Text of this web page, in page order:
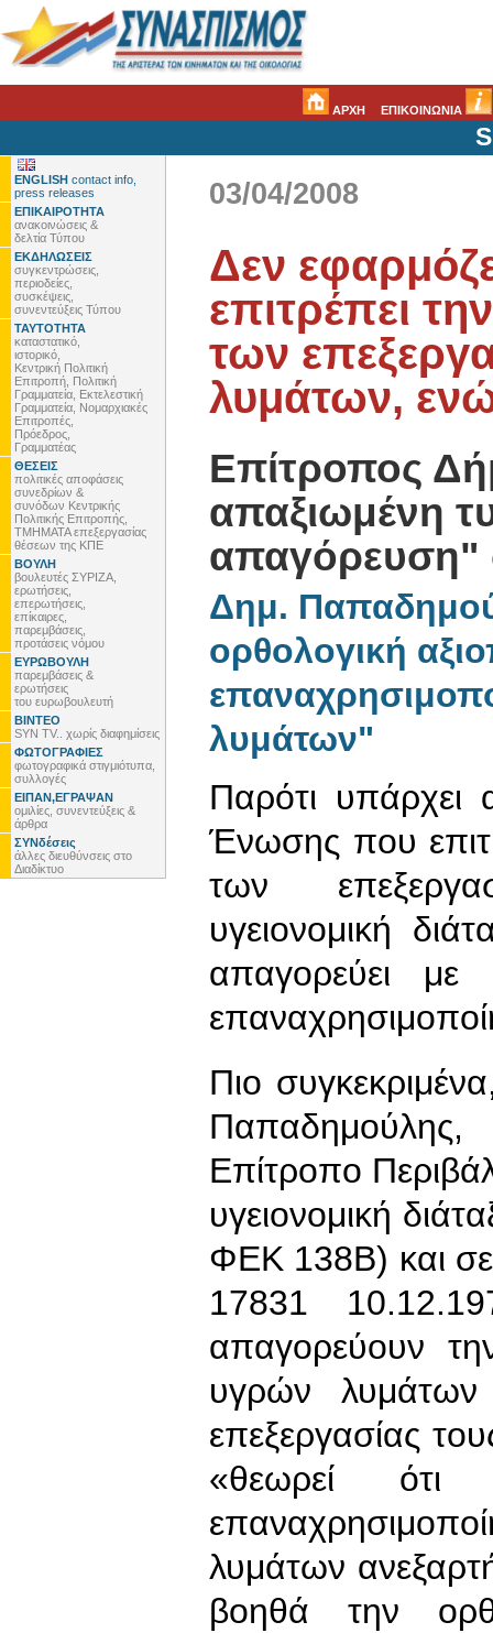
ΑΡΧΗ ΕΠΙΚΟΙΝΩΝΙΑ
ENGLISH contact info,
press releases
ΕΠΙΚΑΙΡΟΤΗΤΑ
ανακοινώσεις &
δελτία Τύπου
ΕΚΔΗΛΩΣΕΙΣ
συγκεντρώσεις,
περιοδείες,
συσκέψεις,
συνεντεύξεις Τύπου
ΤΑΥΤΟΤΗΤΑ
καταστατικό,
ιστορικό,
Κεντρική Πολιτική
Επιτροπή, Πολιτική
Γραμματεία, Εκτελεστική
Γραμματεία, Νομαρχιακές
Επιτροπές,
Πρόεδρος,
Γραμματέας
ΘΕΣΕΙΣ
πολιτικές αποφάσεις
συνεδρίων &
συνόδων Κεντρικής
Πολιτικής Επιτροπής,
ΤΜΗΜΑΤΑ επεξεργασίας
θέσεων της ΚΠΕ
ΒΟΥΛΗ
βουλευτές ΣΥΡΙΖΑ,
ερωτήσεις,
επερωτήσεις,
επίκαιρες,
παρεμβάσεις,
προτάσεις νόμου
ΕΥΡΩΒΟΥΛΗ
παρεμβάσεις &
ερωτήσεις
του ευρωβουλευτή
ΒΙΝΤΕΟ
SYN TV.. χωρίς διαφημίσεις
ΦΩΤΟΓΡΑΦΙΕΣ
φωτογραφικά στιγμιότυπα,
συλλογές
ΕΙΠΑΝ,ΕΓΡΑΨΑΝ
ομιλίες, συνεντεύξεις &
άρθρα
ΣΥΝδέσεις
άλλες διευθύνσεις στο
Διαδίκτυο
03/04/2008
Δεν
επιτρέπει
των
λυμάτων,
Επίτροπος
απαξιωμένη
απαγόρευση"
Δημ.
ορθολογική
λυμάτων"
Παρότι
Ένωσης που
των
υγειονομική
απαγορεύει
Πιο
Επίτροπο
υγειονομική
ΦΕΚ 138Β) και
17831
απαγορεύουν
υγρών
επεξεργασίας
«θεωρεί
λυμάτων
βοηθά την